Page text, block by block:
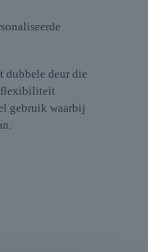
dubbele deur die
gebruik waarbij